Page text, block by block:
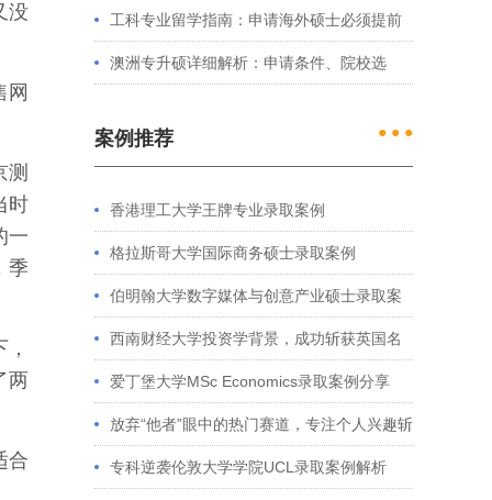
没
时
一
季
两
合
处理？留学服务中心常见问题解答
工科专业留学指南：申请海外硕士必须提前
准备的4件事
澳洲专升硕详细解析：申请条件、院校选
案例推荐 ● ● ●
香港理工大学王牌专业录取案例
格拉斯哥大学国际商务硕士录取案例
伯明翰大学数字媒体与创意产业硕士录取案
例 西南财经大学投资学背景，成功斩获英国名
校多份Offer
爱丁堡大学MSc Economics录取案例分享
放弃“他者”眼中的热门赛道，专注个人兴趣斩
获藤校offer｜成功跨专业申请经验分享
专科逆袭伦敦大学学院UCL录取案例解析